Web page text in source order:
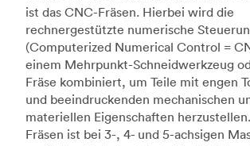
ist das CNC-Fräsen. Hierbei wird die
rechnergestützte numerische
(Computerized Numerical Control =
einem Mehrpunkt-Schneidwerkzeug
Fräse kombiniert, um Teile mit engen
und beeindruckenden mechanischen
materiellen Eigenschaften
Fräsen ist bei 3-, 4- und 5-achsigen